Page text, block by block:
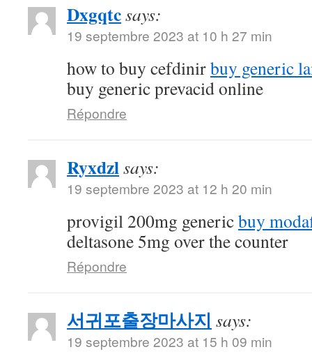
Dxgqtcsays:
19 septembre 2023 at 10 h 27 min
how to buy cefdinirbuy generic
buy generic prevacid online
Répondre
Ryxdzlsays:
19 septembre 2023 at 12 h 20 min
provigil 200mg genericbuy
deltasone 5mg over the counter
Répondre
서귀포출장마사지 says:
19 septembre 2023 at 15 h 09 min